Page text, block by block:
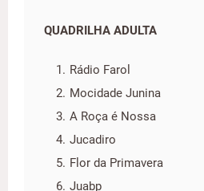
QUADRILHA ADULTA
Rádio Farol
Mocidade Junina
A Roça é Nossa
Jucadiro
Flor da Primavera
Juabp